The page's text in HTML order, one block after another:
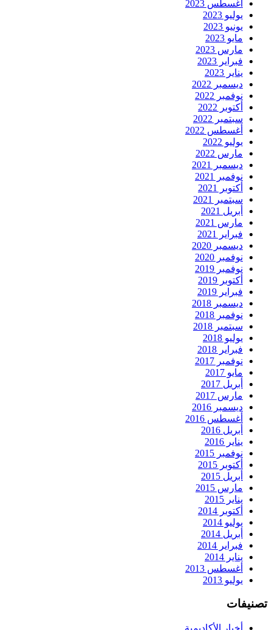
أغسطس 2023
يوليو 2023
يونيو 2023
مايو 2023
مارس 2023
فبراير 2023
يناير 2023
ديسمبر 2022
نوفمبر 2022
أكتوبر 2022
سبتمبر 2022
أغسطس 2022
يوليو 2022
مارس 2022
ديسمبر 2021
نوفمبر 2021
أكتوبر 2021
سبتمبر 2021
أبريل 2021
مارس 2021
فبراير 2021
ديسمبر 2020
نوفمبر 2020
نوفمبر 2019
أكتوبر 2019
فبراير 2019
ديسمبر 2018
نوفمبر 2018
سبتمبر 2018
يوليو 2018
فبراير 2018
نوفمبر 2017
مايو 2017
أبريل 2017
مارس 2017
ديسمبر 2016
أغسطس 2016
أبريل 2016
يناير 2016
نوفمبر 2015
أكتوبر 2015
أبريل 2015
مارس 2015
يناير 2015
أكتوبر 2014
يوليو 2014
أبريل 2014
فبراير 2014
يناير 2014
أغسطس 2013
يوليو 2013
تصنيفات
أخبار الأكاديمية